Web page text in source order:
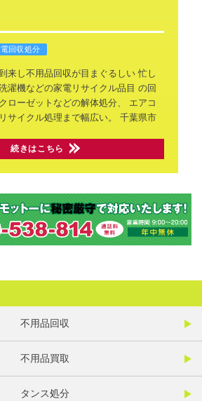
回収処分
来し不用品回収が目まぐるしい忙し
濯機などの家電リサイクル品目 の回
ローゼットなどの解体処分、
エアコ
サイクル処理まで幅広い。
千葉県市
続きはこちら
不用品回収
不用品買取
タンス処分